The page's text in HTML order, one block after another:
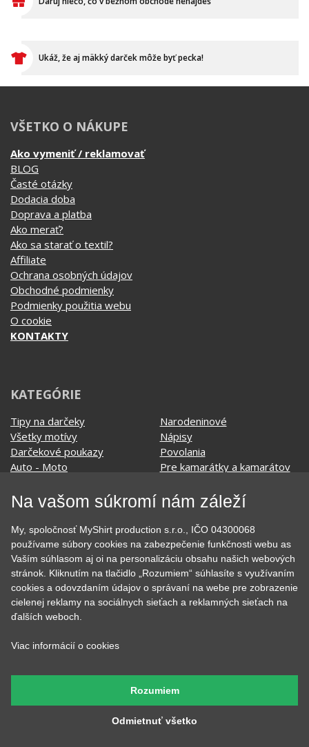
Ukáž, že aj mäkký darček môže byť pecka!
BLOG
Časté otázky
Dodacia doba
Doprava a platba
Ako merať?
Ako sa starať o textil?
Affiliate
Ochrana osobných údajov
Obchodné podmienky
Podmienky použitia webu
O cookie
KONTAKTY
KATEGÓRIE
Všetky motívy
Darčekové poukazy
Auto - Moto
Hrnčeky
Cestovanie
EKG - moje srdce bije
Evolúcia
Film a Seriál
Geek
Hudobné
Jedlo, pitie a relax
Kvetiny
Láska
Pre kamarátky a kamarátov
Rodinné
Sex
Športy
Školské
Tehotenské tričká
Vianoce a Veľká noc
Vojenské
Významné dni
Zvierata
MyShirt
SOCIÁLNE SIETE
Na vašom súkromí nám záleží
My, spoločnosť MyShirt production s.r.o., IČO 04300068
používame súbory cookies na zabezpečenie funkčnosti webu as
Vaším súhlasom aj oi na personalizáciu obsahu našich webových
stránok. Kliknutím na tlačidlo „Rozumiem“ súhlasíte s využívaním
cookies a odovzdaním údajov o správaní na webe pre zobrazenie
cielenej reklamy na sociálnych sieťach a reklamných sieťach na
ďalších weboch.
Viac informácií o cookies
Odmietnuť všetko
Rozumiem